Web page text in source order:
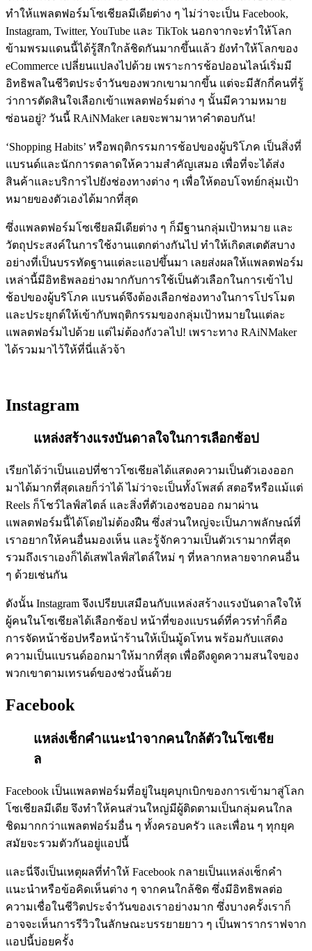
ทำให้แพลตฟอร์มโซเชียลมีเดียต่าง ๆ ไม่ว่าจะเป็น Facebook,
Instagram, Twitter, YouTube และ TikTok นอกจากจะทำให้โลก
ข้ามพรมแดนนี้ได้รู้สึกใกล้ชิดกันมากขึ้นแล้ว ยังทำให้โลกของ
eCommerce เปลี่ยนแปลงไปด้วย เพราะการช้อปออนไลน์เริ่มมี
อิทธิพลในชีวิตประจำวันของพวกเขามากขึ้น แต่จะมีสักกี่คนที่รู้
ว่าการตัดสินใจเลือกเข้าแพลตฟอร์มต่าง ๆ นั้นมีความหมาย
ซ่อนอยู่? วันนี้ RAiNMaker เลยจะพามาหาคำตอบกัน!
‘Shopping Habits’ หรือพฤติกรรมการช้อปของผู้บริโภค เป็นสิ่งที่
แบรนด์และนักการตลาดให้ความสำคัญเสมอ เพื่อที่จะได้ส่ง
สินค้าและบริการไปยังช่องทางต่าง ๆ เพื่อให้ตอบโจทย์กลุ่มเป้า
หมายของตัวเองได้มากที่สุด
ซึ่งแพลตฟอร์มโซเชียลมีเดียต่าง ๆ ก็มีฐานกลุ่มเป้าหมาย และ
วัตถุประสงค์ในการใช้งานแตกต่างกันไป ทำให้เกิดสเตตัสบาง
อย่างที่เป็นบรรทัดฐานแต่ละแอปขึ้นมา เลยส่งผลให้แพลตฟอร์ม
เหล่านี้มีอิทธิพลอย่างมากกับการใช้เป็นตัวเลือกในการเข้าไป
ช้อปของผู้บริโภค แบรนด์จึงต้องเลือกช่องทางในการโปรโมต
และประยุกต์ให้เข้ากับพฤติกรรมของกลุ่มเป้าหมายในแต่ละ
แพลตฟอร์มไปด้วย แต่ไม่ต้องกังวลไป! เพราะทาง RAiNMaker
ได้รวมมาไว้ให้ที่นี่แล้วจ้า
Instagram
แหล่งสร้างแรงบันดาลใจในการเลือกช้อป
เรียกได้ว่าเป็นแอปที่ชาวโซเชียลได้แสดงความเป็นตัวเองออก
มาได้มากที่สุดเลยก็ว่าได้ ไม่ว่าจะเป็นทั้งโพสต์ สตอรีหรือแม้แต่
Reels ก็โชว์ไลฟ์สไตล์ และสิ่งที่ตัวเองชอบออ กมาผ่าน
แพลตฟอร์มนี้ได้โดยไม่ต้องฝืน ซึ่งส่วนใหญ่จะเป็นภาพลักษณ์ที่
เราอยากให้คนอื่นมองเห็น และรู้จักความเป็นตัวเรามากที่สุด
รวมถึงเราเองก็ได้เสพไลฟ์สไตล์ใหม่ ๆ ที่หลากหลายจากคนอื่น
ๆ ด้วยเช่นกัน
ดังนั้น Instagram จึงเปรียบเสมือนกับแหล่งสร้างแรงบันดาลใจให้
ผู้คนในโซเชียลได้เลือกช้อป หน้าที่ของแบรนด์ที่ควรทำก็คือ
การจัดหน้าช้อปหรือหน้าร้านให้เป็นมู้ดโทน พร้อมกับแสดง
ความเป็นแบรนด์ออกมาให้มากที่สุด เพื่อดึงดูดความสนใจของ
พวกเขาตามเทรนด์ของช่วงนั้นด้วย
Facebook
แหล่งเช็กคำแนะนำจากคนใกล้ตัวในโซเชีย
ล
Facebook เป็นแพลตฟอร์มที่อยู่ในยุคบุกเบิกของการเข้ามาสู่โลก
โซเชียลมีเดีย จึงทำให้คนส่วนใหญ่มีผู้ติดตามเป็นกลุ่มคนใกล
ชิดมากกว่าแพลตฟอร์มอื่น ๆ ทั้งครอบครัว และเพื่อน ๆ ทุกยุค
สมัยจะรวมตัวกันอยู่แอปนี้
และนี่จึงเป็นเหตุผลที่ทำให้ Facebook กลายเป็นแหล่งเช็กคำ
แนะนำหรือข้อคิดเห็นต่าง ๆ จากคนใกล้ชิด ซึ่งมีอิทธิพลต่อ
ความเชื่อในชีวิตประจำวันของเราอย่างมาก ซึ่งบางครั้งเราก็
อาจจะเห็นการรีวิวในลักษณะบรรยายยาว ๆ เป็นพารากราฟจาก
แอปนี้บ่อยครั้ง